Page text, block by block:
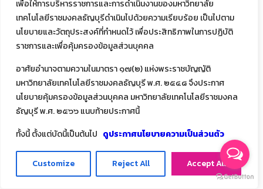
เพื่อให้การบริหารราชการและการดำเนินงานของมหาวิทยาลัย
เทคโนโลยีราชมงคลธัญบุรีดำเนินไปด้วยความเรียบร้อย เป็นไปตาม
นโยบายและวัตถุประสงค์ที่กำหนดไว้ เพื่อประสิทธิภาพในการปฏิบัติ
ราชการและเพื่อคุ้มครองข้อมูลส่วนบุคคล
อาศัยอำนาจตามความในมาตรา ๑๗(๒) แห่งพระราชบัญญัติ
มหาวิทยาลัยเทคโนโลยีราชมงคลธัญบุรี พ.ศ. ๒๕๔๘ จึงประกาศ
นโยบายคุ้มครองข้อมูลส่วนบุคคล มหาวิทยาลัยเทคโนโลยีราชมงคล
ธัญบุรี พ.ศ. ๒๕๖๖ แนบท้ายประกาศนี้
ทั้งนี้ ตั้งแต่บัดนี้เป็นต้นไป ดูประกาศนโยบายความเป็นส่วนตัว
Customize Reject All Accept All